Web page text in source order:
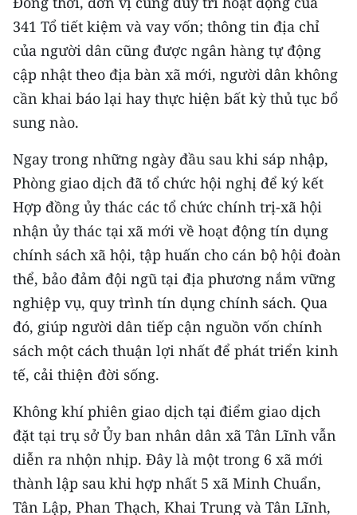
341 Tổ tiết kiệm và vay vốn; thông tin địa chỉ
của người dân cũng được ngân hàng tự động
cập nhật theo địa bàn xã mới, người dân không
cần khai báo lại hay thực hiện bất kỳ thủ tục bổ
sung nào.
Ngay trong những ngày đầu sau khi sáp nhập,
Phòng giao dịch đã tổ chức hội nghị để ký kết
Hợp đồng ủy thác các tổ chức chính trị-xã hội
nhận ủy thác tại xã mới về hoạt động tín dụng
chính sách xã hội, tập huấn cho cán bộ hội đoàn
thể, bảo đảm đội ngũ tại địa phương nắm vững
nghiệp vụ, quy trình tín dụng chính sách. Qua
đó, giúp người dân tiếp cận nguồn vốn chính
sách một cách thuận lợi nhất để phát triển kinh
tế, cải thiện đời sống.
Không khí phiên giao dịch tại điểm giao dịch
đặt tại trụ sở Ủy ban nhân dân xã Tân Lĩnh vẫn
diễn ra nhộn nhịp. Đây là một trong 6 xã mới
thành lập sau khi hợp nhất 5 xã Minh Chuẩn,
Tân Lập, Phan Thạch, Khai Trung và Tân Lĩnh,